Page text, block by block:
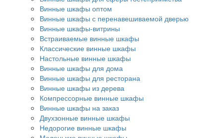
Винные шкафы оптом
Винные шкафы с перенавешиваемой дверью
Винные шкафы-витрины
Встраиваемые винные шкафы
Классические винные шкафы
Настольные винные шкафы
Винные шкафы для дома
Винные шкафы для ресторана
Винные шкафы из дерева
Компрессорные винные шкафы
Винные шкафы на заказ
Двухзонные винные шкафы
Недорогие винные шкафы